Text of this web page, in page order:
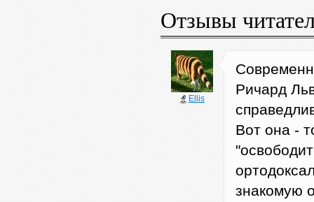
Отзывы
Ellis
Ричард
Вот она -
знакомую